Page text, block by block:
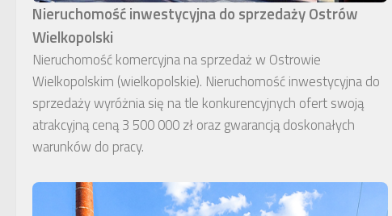
Nieruchomość inwestycyjna do sprzedaży Ostrów
Wielkopolski
Nieruchomość komercyjna na sprzedaż w Ostrowie
Wielkopolskim (wielkopolskie). Nieruchomość inwestycyjna do
sprzedaży wyróżnia się na tle konkurencyjnych ofert swoją
atrakcyjną ceną 3 500 000 zł oraz gwarancją doskonałych
warunków do pracy.